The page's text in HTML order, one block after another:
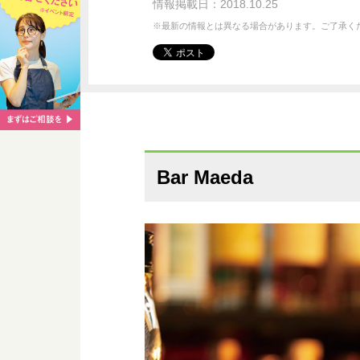
情報掲載日：2018.10.25
※最新の情報とは異なる場合があります。ご了承く
Bar Maeda